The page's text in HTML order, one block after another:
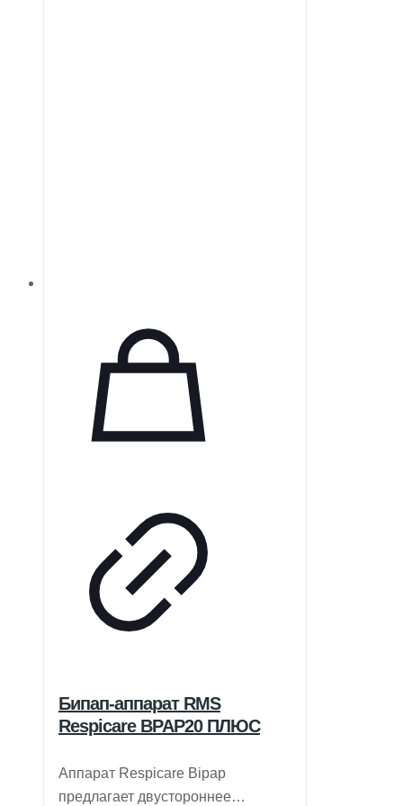
Бипап-аппарат RMS
Respicare BPAP20 ПЛЮС
Аппарат Respicare Bipap
предлагает двустороннее